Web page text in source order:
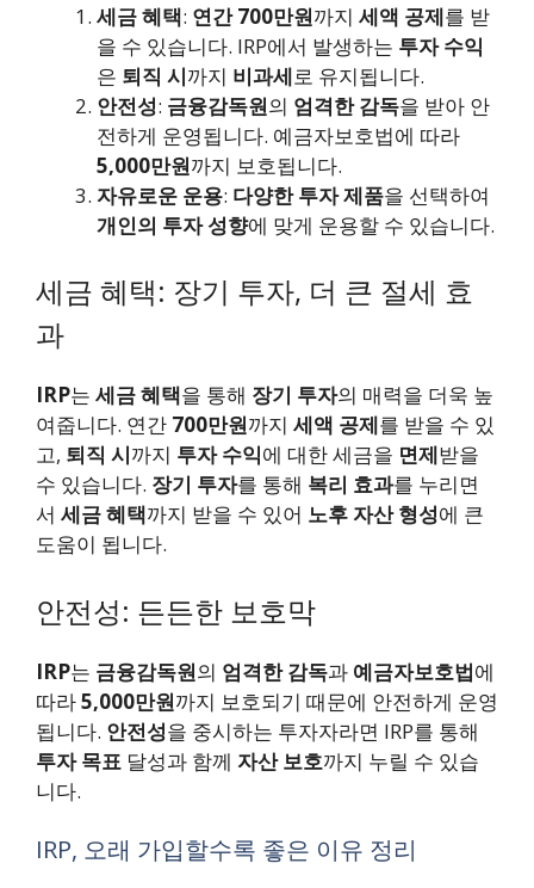
세금 혜택: 연간 700만원까지 세액 공제를 받
을 수 있습니다. IRP에서 발생하는 투자 수익
은 퇴직 시까지 비과세로 유지됩니다.
안전성: 금융감독원의 엄격한 감독을 받아 안
전하게 운영됩니다. 예금자보호법에 따라
5,000만원까지 보호됩니다.
자유로운 운용: 다양한 투자 제품을 선택하여
개인의 투자 성향에 맞게 운용할 수 있습니다.
세금 혜택: 장기 투자, 더 큰 절세 효
과
IRP는 세금 혜택을 통해 장기 투자의 매력을 더욱 높
여줍니다. 연간 700만원까지 세액 공제를 받을 수 있
고, 퇴직 시까지 투자 수익에 대한 세금을 면제받을
수 있습니다. 장기 투자를 통해 복리 효과를 누리면
서 세금 혜택까지 받을 수 있어 노후 자산 형성에 큰
도움이 됩니다.
안전성: 든든한 보호막
IRP는 금융감독원의 엄격한 감독과 예금자보호법에
따라5,000만원까지 보호되기 때문에 안전하게 운영
됩니다. 안전성을 중시하는 투자자라면 IRP를 통해
투자 목표 달성과 함께 자산 보호까지 누릴 수 있습
니다.
IRP, 오래 가입할수록 좋은 이유 정리